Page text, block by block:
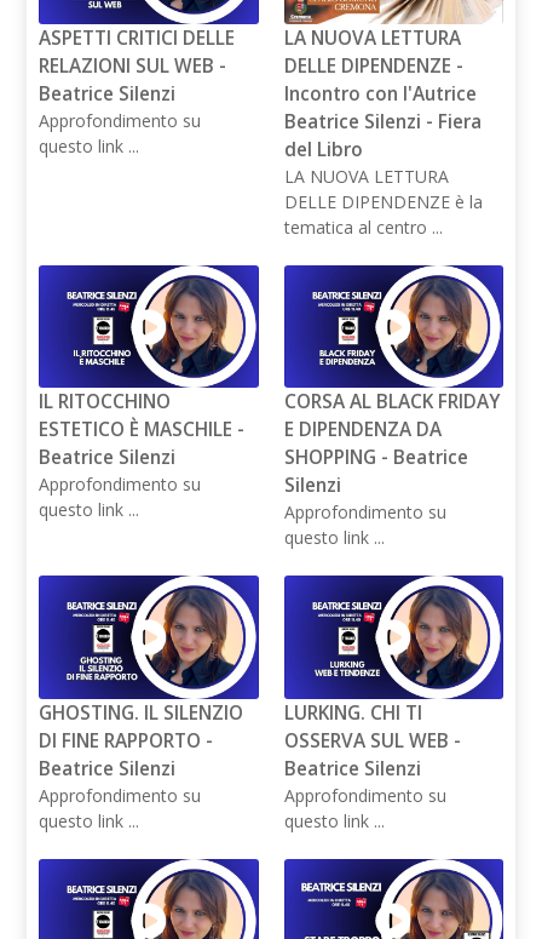
ASPETTI CRITICI DELLE
RELAZIONI SUL WEB -
Beatrice Silenzi
Approfondimento su
questo link ...
LA NUOVA LETTURA
DELLE DIPENDENZE -
Incontro con l'Autrice
Beatrice Silenzi - Fiera
del Libro
LA NUOVA LETTURA
DELLE DIPENDENZE è la
tematica al centro ...
IL RITOCCHINO
ESTETICO È MASCHILE -
Beatrice Silenzi
Approfondimento su
questo link ...
CORSA AL BLACK FRIDAY
E DIPENDENZA DA
SHOPPING - Beatrice
Silenzi
Approfondimento su
questo link ...
GHOSTING. IL SILENZIO
DI FINE RAPPORTO -
Beatrice Silenzi
Approfondimento su
questo link ...
LURKING. CHI TI
OSSERVA SUL WEB -
Beatrice Silenzi
Approfondimento su
questo link ...